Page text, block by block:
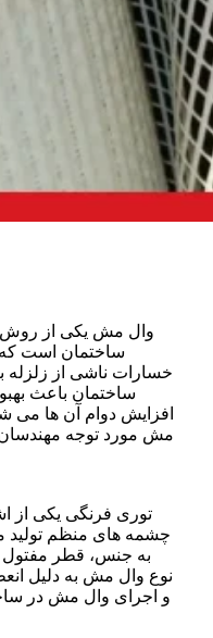
وال مش یکی از روش
ساختمان است
خسارات ناشی از زلزله
ساختمان باعث
افزایش دوام آن ها می
مش مورد توجه
توری فرنگی یکی از
چشمه های منظم تولید
به جنس، قطر مفتول
نوع وال مش به دلیل
و اجرای وال مش در